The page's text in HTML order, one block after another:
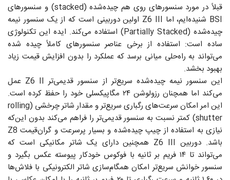
قبلاً در مورد سنسورهای روی هم چیده‌شده (stacked) و سنسورهای
BSI شنیده‌ایم، اما Z6 III اولین دوربینی است که از یک سنسور نیمه
چیده‌شده (Partially Stacked) استفاده می‌کند. ایده این تکنولوژی
ساده است: استفاده از برخی عناصر سنسورهای کاملاً چیده شده
می‌تواند به راه‌حلی میانی برسد که عملکرد را بدون افزایش قیمت زیاد
بهبود بخشد.
این سنسور نیمه چیده‌شده سریع‌تر از سنسور قدیمی‌تر Z6 II عمل
می‌کند اما همچنان رزولوشن ۲۴ مگاپیکسلی خود را حفظ کرده است.
این امر امکان سرعت‌های رگباری سریع‌تر و مقدار شاتر چرخشی (rolling
shutter) کمتر نسبت به سنسور قدیمی‌تر را فراهم می‌کند بدون این‌که
نیازی به استفاده از چیپ چیده‌شده و بسیار پرسرعت و گران‌قیمت Z8
باشد. دوربین Z6 III همچنین دارای یک شاتر مکانیکی است که
می‌تواند تا ۱۴ فریم بر ثانیه با فوکوس خودکار پیوسته عکس بگیرد و
سنسور خوانش سریع‌تر امکان همگام‌سازی شاتر الکترونیکی با فلاش‌ها